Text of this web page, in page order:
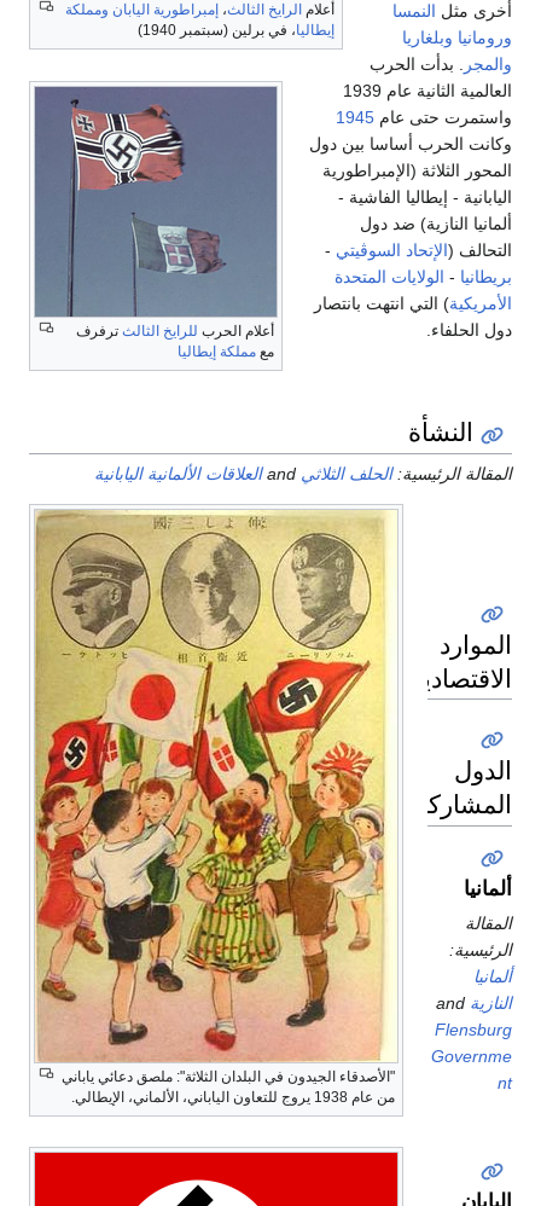
أعلام الرايخ الثالث، إمبراطورية اليابان ومملكة
إيطاليا، في برلين (سبتمبر 1940)
أعلام الحرب للرايخ الثالث ترفرف
مع مملكة إيطاليا
أخرى مثل النمسا
ورومانيا وبلغاريا
والمجر . بدأت الحرب
العالمية الثانية عام 1939
واستمرت حتى عام 1945
وكانت الحرب أساسا بين دول
المحور الثلاثة (الإمبراطورية
اليابانية - إيطاليا الفاشية -
ألمانيا النازية) ضد دول
التحالف (الإتحاد السوڤيتي -
بريطانيا - الولايات المتحدة
الأمريكية) التي انتهت بانتصار
دول الحلفاء.
النشأة
المقالة الرئيسية:الحلف الثلاثي العلاقات الألمانية اليابانية
"الأصدقاء الجيدون في البلدان الثلاثة": ملصق دعائي ياباني
من عام 1938 يروج للتعاون الياباني، الألماني، الإيطالي.
الموارد
الاقتصادية
الدول
المشاركة
ألمانيا
المقالة
الرئيسية:
ألمانيا
النازية
Flensburg
Governme
nt